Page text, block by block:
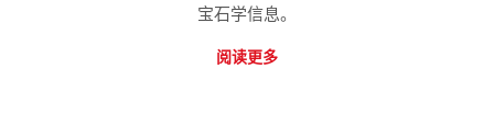
宝石学信息。
阅读更多